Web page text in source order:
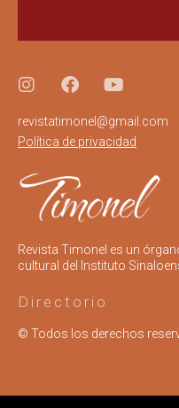
revistatimonel@gmail.com
Política de privacidad
Revista Timonel es un
cultural del Instituto
Directorio
© Todos los derechos